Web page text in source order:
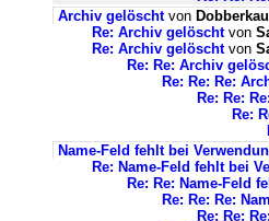
Archiv gelöschtvon Dobberkau
Re: Archiv gelöschtvon
Re: Archiv gelöschtvon
Re: Re: Archiv
Re: Re: Re:
Re: Re:
Re:
Name-Feld fehlt bei
Re: Name-Feld fehlt bei
Re: Re: Name-Feld
Re: Re: Re:
Re: Re: